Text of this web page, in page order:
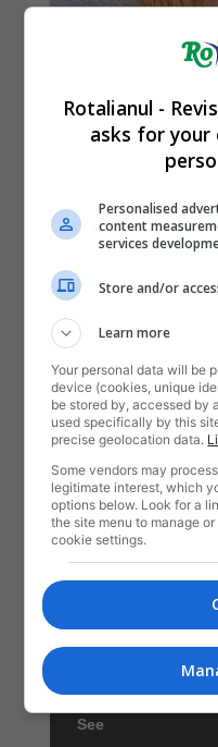
Rotalianul -
asks for your
Personalised
content
services
Store and/or
Learn more
Your personal data will be
device (cookies, unique
be stored by, accessed by
used specifically by this
precise geolocation data.
Some vendors may
legitimate interest, which
options below. Look for a
the site menu to manage
cookie settings.